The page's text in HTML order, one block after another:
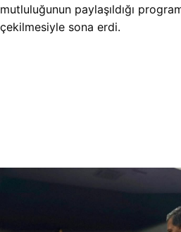
mutluluğunun paylaşıldığı
çekilmesiyle sona erdi.